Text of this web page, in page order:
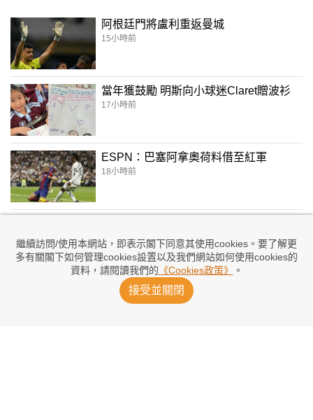
繼續訪問/使用本網站，即表示閣下同意其使用cookies。要了解更
多有關閣下如何管理cookies設置以及我們網站如何使用cookies的
資料，請閱讀我們的 《Cookies政策》 。
接受並關閉
阿根廷門將盧利重返曼城
15小時前
當年獲鼓勵 明斯向小球迷Claret贈波衫
17小時前
ESPN：巴塞阿拿奧荷料借至紅軍
18小時前
20小時前
曼聯鬥PSG 般奴回歸迪拿曼斯勢地標
2026/08/08 07:29